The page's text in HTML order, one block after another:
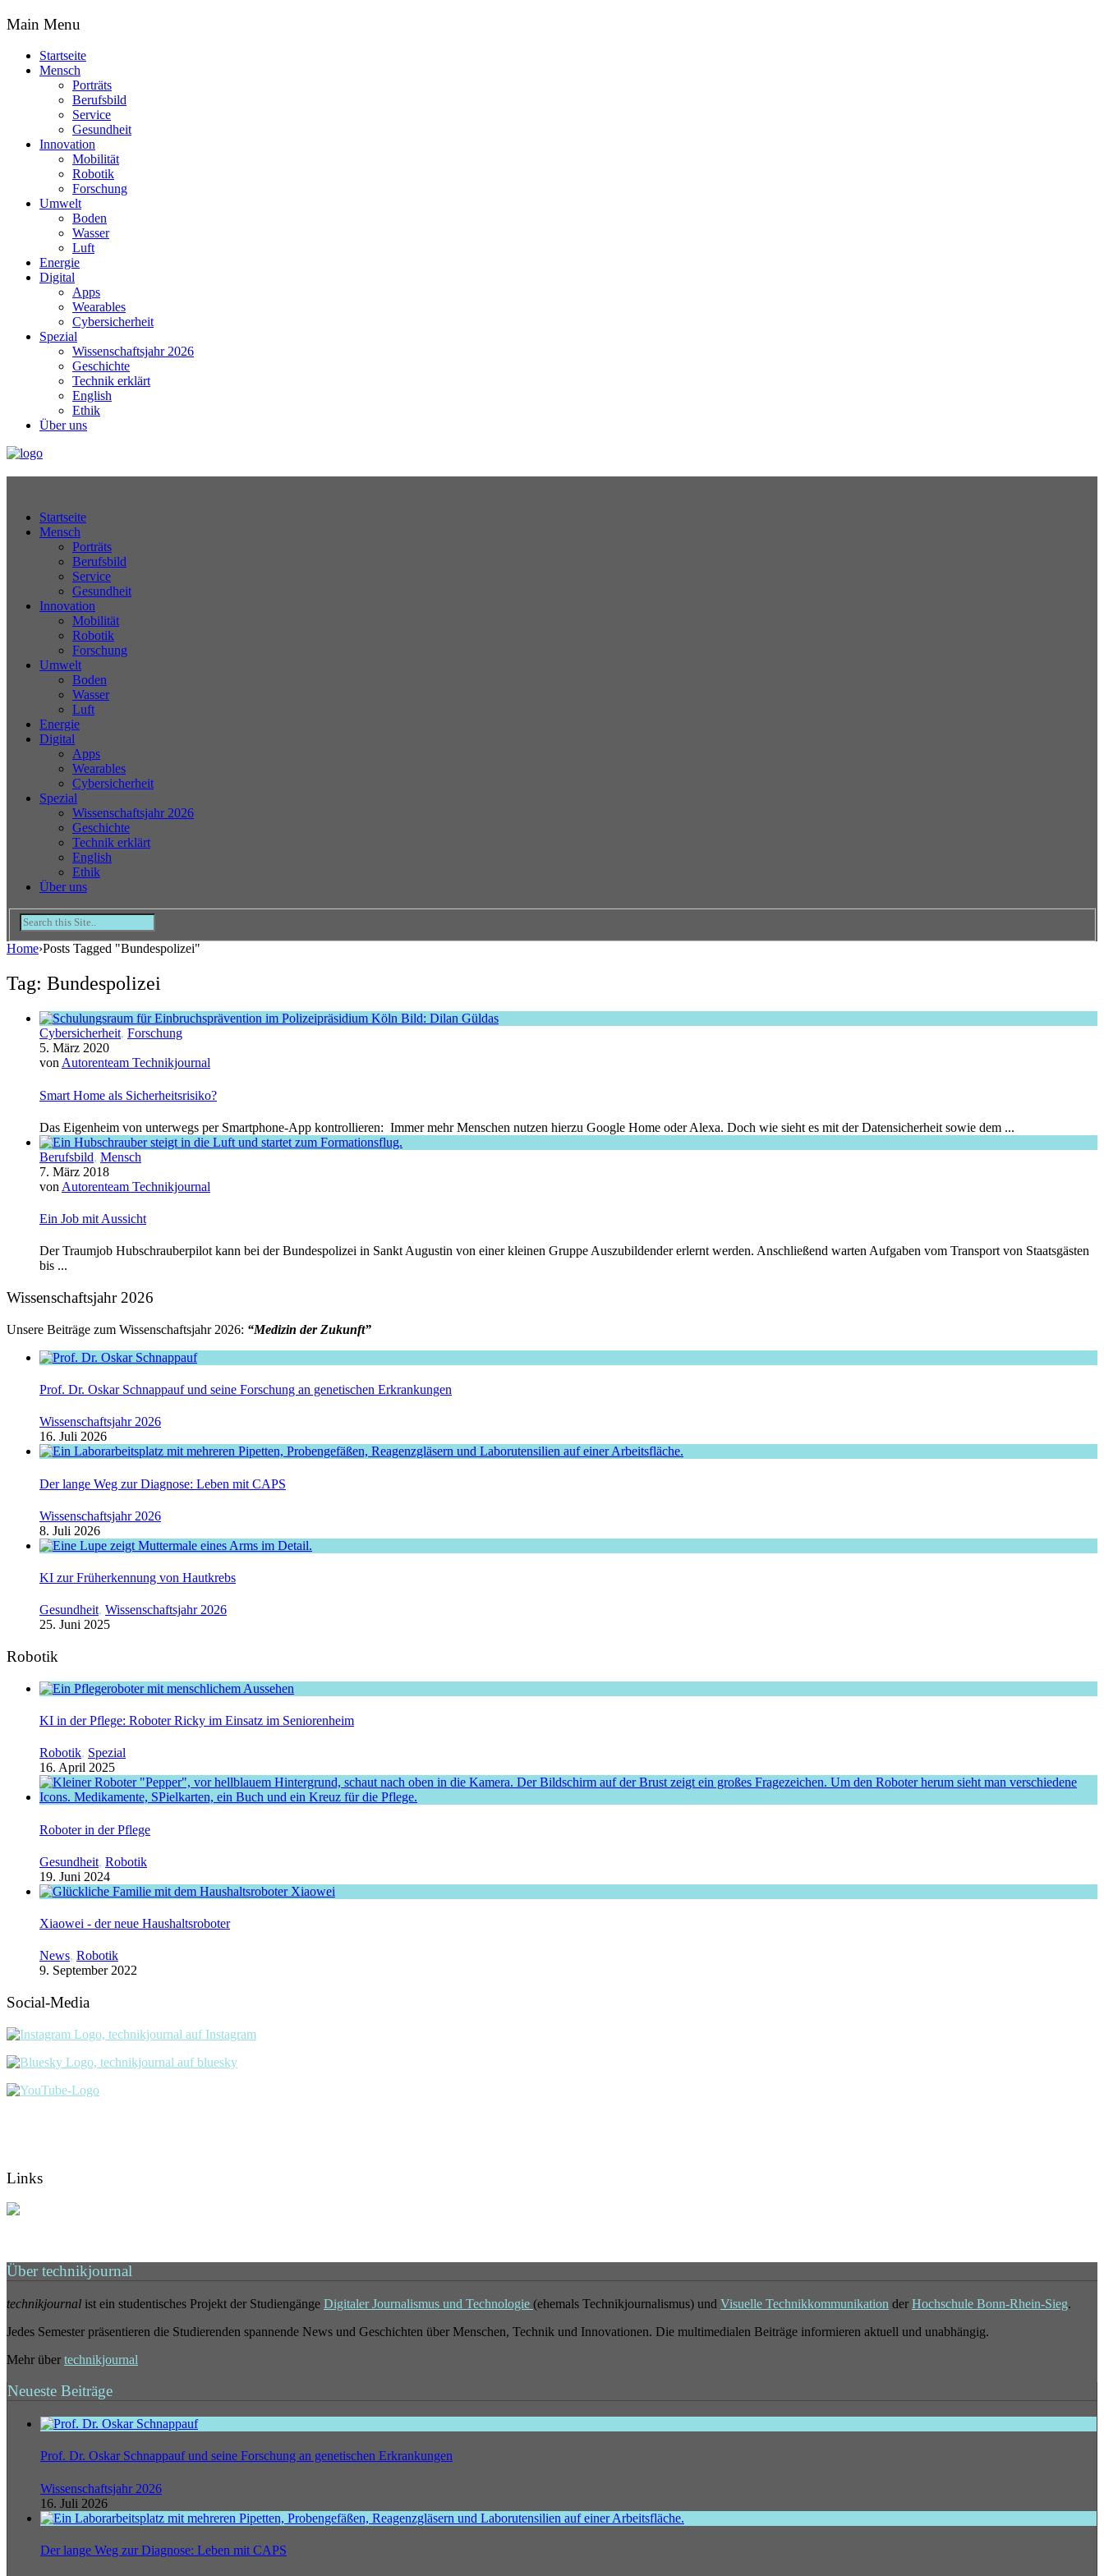
Main Menu
Startseite
Mensch
Porträts
Berufsbild
Service
Gesundheit
Innovation
Mobilität
Robotik
Forschung
Umwelt
Boden
Wasser
Luft
Energie
Digital
Apps
Wearables
Cybersicherheit
Spezial
Wissenschaftsjahr 2026
Geschichte
Technik erklärt
English
Ethik
Über uns
Startseite
Mensch
Porträts
Berufsbild
Service
Gesundheit
Innovation
Mobilität
Robotik
Forschung
Umwelt
Boden
Wasser
Luft
Energie
Digital
Apps
Wearables
Cybersicherheit
Spezial
Wissenschaftsjahr 2026
Geschichte
Technik erklärt
English
Ethik
Über uns
Home›Posts Tagged "Bundespolizei"
Tag: Bundespolizei
Cybersicherheit, Forschung
5. März 2020
von Autorenteam Technikjournal
Smart Home als Sicherheitsrisiko?
Das Eigenheim von unterwegs per Smartphone-App kontrollieren: Immer mehr Menschen nutzen hierzu Google Home oder Alexa. Doch wie sieht es mit der Datensicherheit sowie dem ...
Berufsbild, Mensch
7. März 2018
von Autorenteam Technikjournal
Ein Job mit Aussicht
Der Traumjob Hubschrauberpilot kann bei der Bundespolizei in Sankt Augustin von einer kleinen Gruppe Auszubildender erlernt werden. Anschließend warten Aufgaben vom Transport von Staatsgästen
bis ...
Wissenschaftsjahr 2026
Unsere Beiträge zum Wissenschaftsjahr 2026: “Medizin der Zukunft”
Prof. Dr. Oskar Schnappauf und seine Forschung an genetischen Erkrankungen
Wissenschaftsjahr 2026
16. Juli 2026
Der lange Weg zur Diagnose: Leben mit CAPS
Wissenschaftsjahr 2026
8. Juli 2026
KI zur Früherkennung von Hautkrebs
Gesundheit, Wissenschaftsjahr 2026
25. Juni 2025
Robotik
KI in der Pflege: Roboter Ricky im Einsatz im Seniorenheim
Robotik, Spezial
16. April 2025
Roboter in der Pflege
Gesundheit, Robotik
19. Juni 2024
Xiaowei - der neue Haushaltsroboter
News, Robotik
9. September 2022
Social-Media
Links
Über technikjournal
technikjournal ist ein studentisches Projekt der Studiengänge Digitaler Journalismus und Technologie (ehemals Technikjournalismus) und Visuelle Technikkommunikation der Hochschule Bonn-Rhein-Sieg.
Jedes Semester präsentieren die Studierenden spannende News und Geschichten über Menschen, Technik und Innovationen. Die multimedialen Beiträge informieren aktuell und unabhängig.
Mehr über technikjournal
Neueste Beiträge
Prof. Dr. Oskar Schnappauf und seine Forschung an genetischen Erkrankungen
Wissenschaftsjahr 2026
16. Juli 2026
Der lange Weg zur Diagnose: Leben mit CAPS